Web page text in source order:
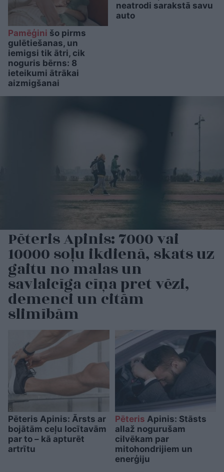
Pamēģini šo pirms
gulētiešanas, un
iemigsi tik ātri, cik
noguris bērns: 8
ieteikumi ātrākai
aizmigšanai
neatrodi sarakstā savu
auto
Pēteris Apinis: 7000 vai
10000 soļu ikdienā, skats uz
gaitu no malas un
savlaicīga cīņa pret vēzi,
demenci un citām
slimībām
Pēteris Apinis: Ārsts ar
bojātām ceļu locītavām
par to – kā apturēt
artrītu
Pēteris Apinis: Stāsts
allaž nogurušam
cilvēkam par
mitohondrijiem un
enerģiju